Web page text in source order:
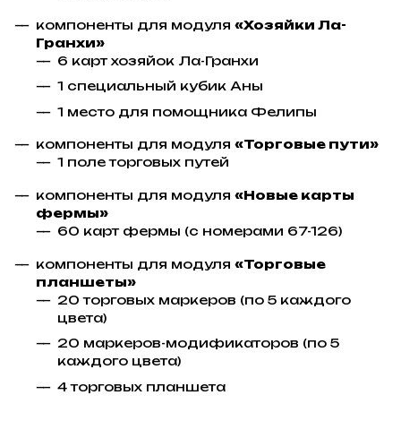
компоненты для модуля «Хозяйки Ла-
Гранхи»
6 карт хозяйок Ла-Гранхи
1 специальный кубик Аны
1 место для помощника Фелипы
компоненты для модуля «Торговые пути»
1 поле торговых путей
компоненты для модуля «Новые карты
фермы»
60 карт фермы (с номерами 67-126)
компоненты для модуля «Торговые
планшеты»
20 торговых маркеров (по 5 каждого
цвета)
20 маркеров-модификаторов (по 5
каждого цвета)
4 торговых планшета